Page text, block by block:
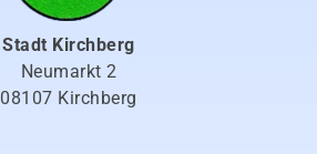
Stadt Kirchberg
Neumarkt 2
08107 Kirchberg